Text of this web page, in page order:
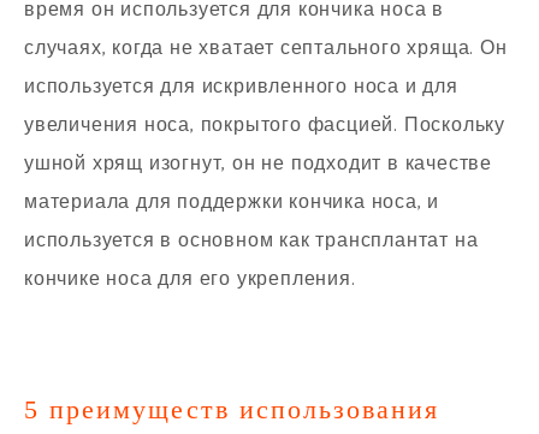
время он используется для кончика носа в
случаях, когда не хватает септального хряща. Он
используется для искривленного носа и для
увеличения носа, покрытого фасцией. Поскольку
ушной хрящ изогнут, он не подходит в качестве
материала для поддержки кончика носа, и
используется в основном как трансплантат на
кончике носа для его укрепления.
5 преимуществ использования